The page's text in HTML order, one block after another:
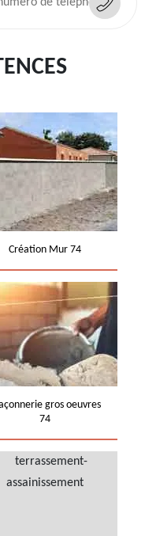
Création Mur 74
gros oeuvres
74